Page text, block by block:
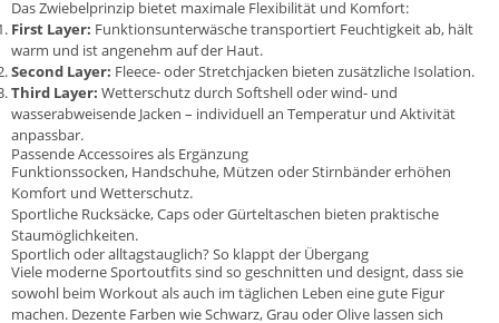
Das Zwiebelprinzip bietet maximale Flexibilität und Komfort:
First Layer: Funktionsunterwäsche transportiert Feuchtigkeit ab, hält
warm und ist angenehm auf der Haut.
Second Layer: Fleece- oder Stretchjacken bieten zusätzliche Isolation.
Third Layer: Wetterschutz durch Softshell oder wind- und
wasserabweisende Jacken – individuell an Temperatur und Aktivität
anpassbar.
Passende Accessoires als Ergänzung
Funktionssocken, Handschuhe, Mützen oder Stirnbänder erhöhen
Komfort und Wetterschutz.
Sportliche Rucksäcke, Caps oder Gürteltaschen bieten praktische
Staumöglichkeiten.
Sportlich oder alltagstauglich? So klappt der Übergang
Viele moderne Sportoutfits sind so geschnitten und designt, dass sie
sowohl beim Workout als auch im täglichen Leben eine gute Figur
machen. Dezente Farben wie Schwarz, Grau oder Olive lassen sich